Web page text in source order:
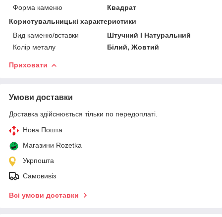
Форма каменю
Квадрат
Користувальницькі характеристики
Вид каменю/вставки
Штучний I Натуральний
Колір металу
Білий, Жовтий
Приховати
Умови доставки
Доставка здійснюється тільки по передоплаті.
Нова Пошта
Магазини Rozetka
Укрпошта
Самовивіз
Всі умови доставки